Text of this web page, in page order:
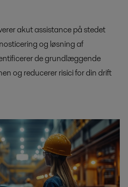
akut assistance på stedet
og løsning af
de grundlæggende
og reducerer risici for din drift